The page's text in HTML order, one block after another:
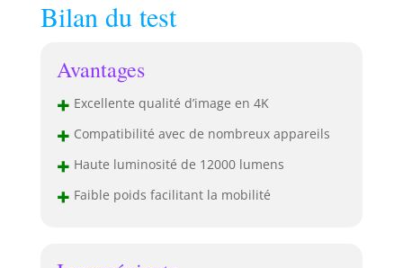
Bilan du test
Avantages
+ Excellente qualité d’image en 4K
+ Compatibilité avec de nombreux appareils
+ Haute luminosité de 12000 lumens
+ Faible poids facilitant la mobilité